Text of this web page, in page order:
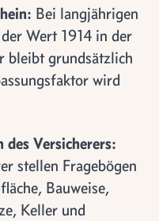
Bei langjährigen
Wert 1914 in der
bleibt grundsätzlich
wird
Versicherers:
stellen Fragebögen
Bauweise,
Keller und